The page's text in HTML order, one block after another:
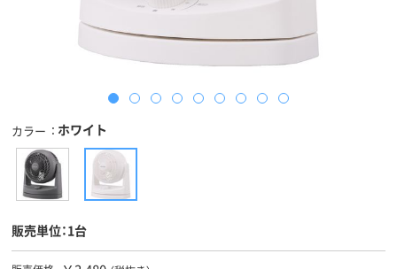
カラー ホワイト
販売単位：1台